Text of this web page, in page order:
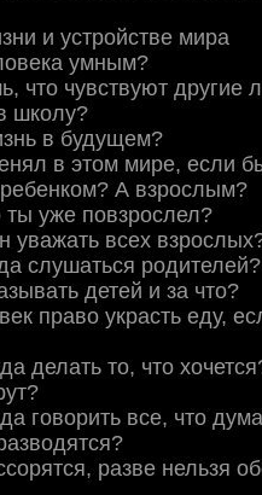
и устройстве мира
умным?
что чувствуют другие
школу?
в будущем?
в этом мире, если
А взрослым?
ты уже повзрослел?
уважать всех
слушаться родителей?
детей и за что?
право украсть еду,
делать то, что
говорить все, что
разве нельзя